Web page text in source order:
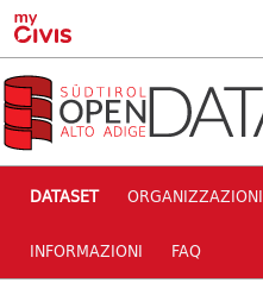
Skip to main content
DATASET ORGANIZZAZIONI
INFORMAZIONI FAQ